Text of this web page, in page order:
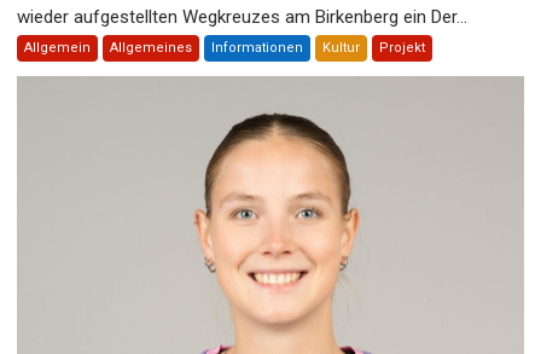
wieder aufgestellten Wegkreuzes am Birkenberg ein Der...
Allgemein Allgemeines Informationen Kultur Projekt